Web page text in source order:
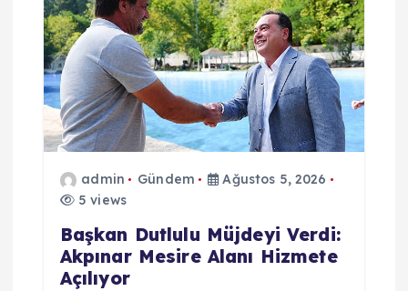
n
m
e
admin Gündem
Ağustos 5, 2026
5 views
Başkan Dutlulu Müjdeyi Verdi:
Akpınar Mesire Alanı Hizmete
Açılıyor